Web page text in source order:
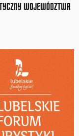
WOJEWÓDZTWA